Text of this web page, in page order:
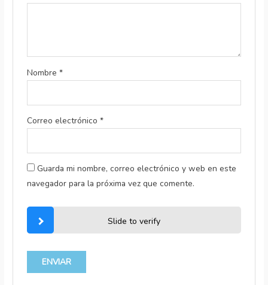
Nombre *
Correo electrónico *
Guarda mi nombre, correo electrónico y web en este
navegador para la próxima vez que comente.
Slide to verify